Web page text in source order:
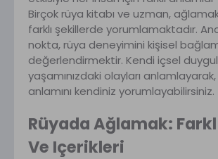
Birçok rüya kitabı ve uzman, ağlamak
farklı şekillerde yorumlamaktadır.
nokta, rüya deneyimini kişisel
değerlendirmektir. Kendi içsel
yaşamınızdaki olayları anlamlayarak,
anlamını kendiniz yorumlayabilirsiniz.
Rüyada Ağlamak:
Ve Içerikleri